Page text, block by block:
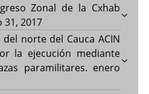
Zonal de la Cxhab
31, 2017
norte del Cauca ACIN
la ejecución mediante
paramilitares. enero